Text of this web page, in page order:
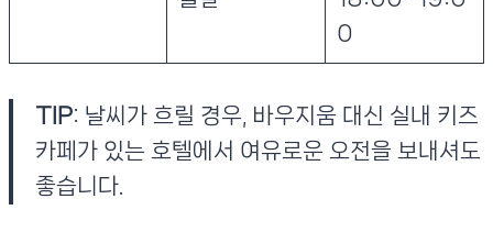
0
TIP: 날씨가 흐릴 경우, 바우지움 대신 실내 키즈
카페가 있는 호텔에서 여유로운 오전을 보내셔도
좋습니다.